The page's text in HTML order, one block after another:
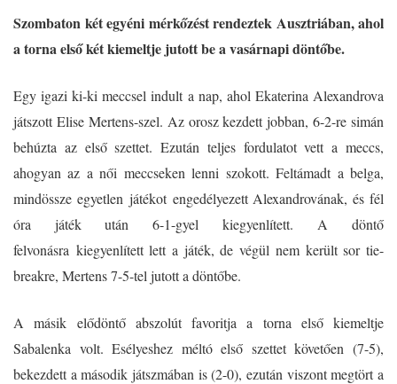
Szombaton két egyéni mérkőzést rendeztek Ausztriában, ahol
a torna első két kiemeltje jutott be a vasárnapi döntőbe.
Egy igazi ki-ki meccsel indult a nap, ahol Ekaterina Alexandrova
játszott Elise Mertens-szel. Az orosz kezdett jobban, 6-2-re simán
behúzta az első szettet. Ezután teljes fordulatot vett a meccs,
ahogyan az a női meccseken lenni szokott. Feltámadt a belga,
mindössze egyetlen játékot engedélyezett Alexandrovának, és fél
óra játék után 6-1-gyel kiegyenlített. A döntő
felvonásra kiegyenlített lett a játék, de végül nem került sor tie-
breakre, Mertens 7-5-tel jutott a döntőbe.
A másik elődöntő abszolút favoritja a torna első kiemeltje
Sabalenka volt. Esélyeshez méltó első szettet követően (7-5),
bekezdett a második játszmában is (2-0), ezután viszont megtört a